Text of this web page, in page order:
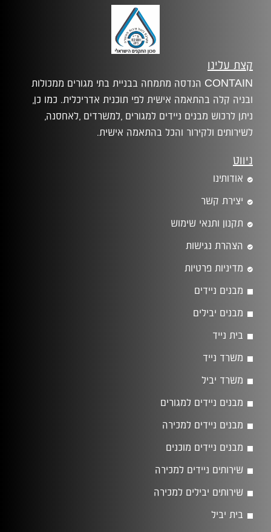
קצת עלינו
CONTAIN הנדסה מתמחה בבניית בתי מגורים ממכולות
ובניה קלה בהתאמה אישית לפי תוכנית אדריכלית. כמו כן,
ניתן לרכוש מבנים ניידים למגורים ,למשרדים ,לאחסנה,
לשירותים ולקירור והכל בהתאמה אישית.
ניווט
אודותינו
יצירת קשר
תקנון ותנאי שימוש
הצהרת נגישות
מדיניות פרטיות
מבנים ניידים
מבנים יבילים
בית נייד
משרד נייד
משרד יביל
מבנים ניידים למגורים
מבנים ניידים למכירה
מבנים ניידים מוכנים
שירותים ניידים למכירה
שירותים יבילים למכירה
בית יביל